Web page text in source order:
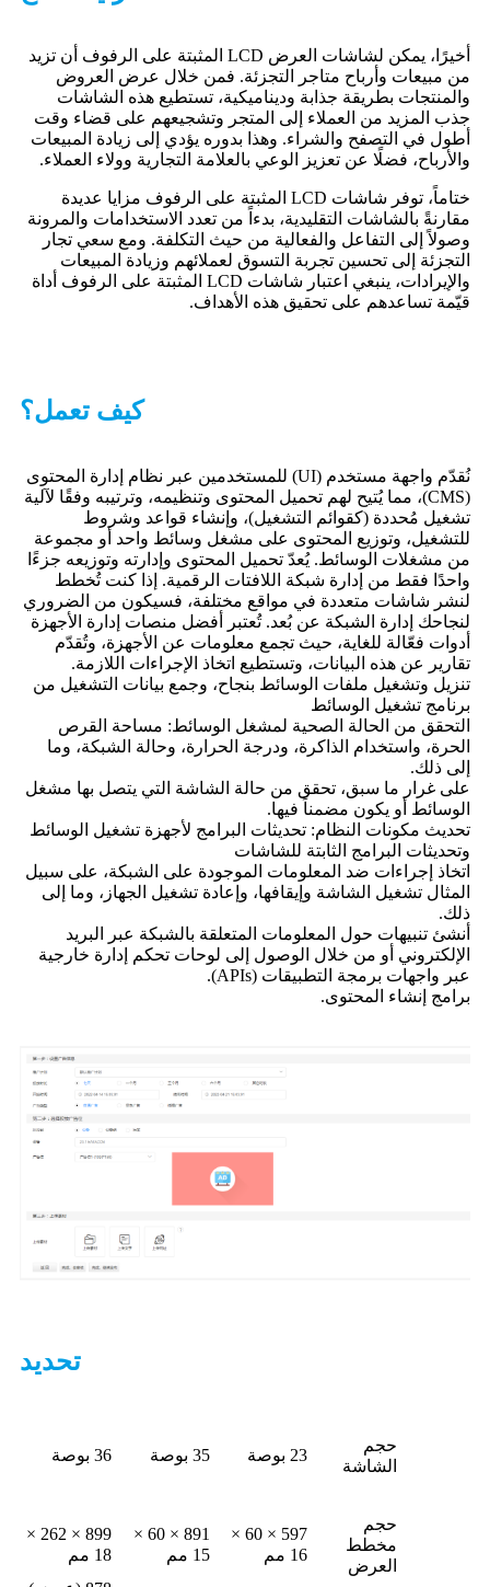
أخيرًا، يمكن لشاشات العرض LCD المثبتة على الرفوف أن تزيد
من مبيعات وأرباح متاجر التجزئة. فمن خلال عرض العروض
والمنتجات بطريقة جذابة وديناميكية، تستطيع هذه الشاشات
جذب المزيد من العملاء إلى المتجر وتشجيعهم على قضاء وقت
أطول في التصفح والشراء. وهذا بدوره يؤدي إلى زيادة المبيعات
والأرباح، فضلًا عن تعزيز الوعي بالعلامة التجارية وولاء العملاء.
ختاماً، توفر شاشات LCD المثبتة على الرفوف مزايا عديدة
مقارنةً بالشاشات التقليدية، بدءاً من تعدد الاستخدامات والمرونة
وصولاً إلى التفاعل والفعالية من حيث التكلفة. ومع سعي تجار
التجزئة إلى تحسين تجربة التسوق لعملائهم وزيادة المبيعات
والإيرادات، ينبغي اعتبار شاشات LCD المثبتة على الرفوف أداة
قيّمة تساعدهم على تحقيق هذه الأهداف.
كيف تعمل؟
نُقدّم واجهة مستخدم (UI) للمستخدمين عبر نظام إدارة المحتوى
(CMS)، مما يُتيح لهم تحميل المحتوى وتنظيمه، وترتيبه وفقًا لآلية
تشغيل مُحددة (كقوائم التشغيل)، وإنشاء قواعد وشروط
للتشغيل، وتوزيع المحتوى على مشغل وسائط واحد أو مجموعة
من مشغلات الوسائط. يُعدّ تحميل المحتوى وإدارته وتوزيعه جزءًا
واحدًا فقط من إدارة شبكة اللافتات الرقمية. إذا كنت تُخطط
لنشر شاشات متعددة في مواقع مختلفة، فسيكون من الضروري
لنجاحك إدارة الشبكة عن بُعد. تُعتبر أفضل منصات إدارة الأجهزة
أدوات فعّالة للغاية، حيث تجمع معلومات عن الأجهزة، وتُقدّم
تقارير عن هذه البيانات، وتستطيع اتخاذ الإجراءات اللازمة.
تنزيل وتشغيل ملفات الوسائط بنجاح، وجمع بيانات التشغيل من
برنامج تشغيل الوسائط
التحقق من الحالة الصحية لمشغل الوسائط: مساحة القرص
الحرة، واستخدام الذاكرة، ودرجة الحرارة، وحالة الشبكة، وما
إلى ذلك.
على غرار ما سبق، تحقق من حالة الشاشة التي يتصل بها مشغل
الوسائط أو يكون مضمناً فيها.
تحديث مكونات النظام: تحديثات البرامج لأجهزة تشغيل الوسائط
وتحديثات البرامج الثابتة للشاشات
اتخاذ إجراءات ضد المعلومات الموجودة على الشبكة، على سبيل
المثال تشغيل الشاشة وإيقافها، وإعادة تشغيل الجهاز، وما إلى
ذلك.
أنشئ تنبيهات حول المعلومات المتعلقة بالشبكة عبر البريد
الإلكتروني أو من خلال الوصول إلى لوحات تحكم إدارة خارجية
عبر واجهات برمجة التطبيقات (APIs).
برامج إنشاء المحتوى.
تحديد
حجم
الشاشة
23 بوصة 35 بوصة 36 بوصة
حجم
مخطط
العرض
597 × 60 ×
16 مم
891 × 60 ×
15 مم
899 × 262 ×
18 مم